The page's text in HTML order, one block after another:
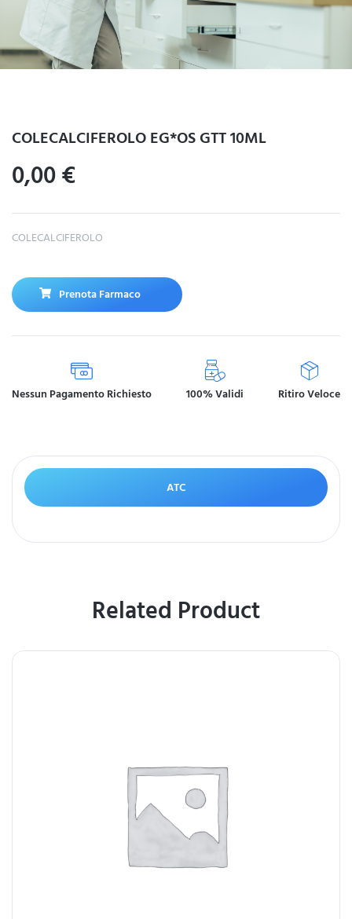
COLECALCIFEROLO EG*OS GTT 10ML
0,00€
COLECALCIFEROLO
Prenota Farmaco
Nessun Pagamento Richiesto 100% Validi Ritiro Veloce
ATC
Related Product